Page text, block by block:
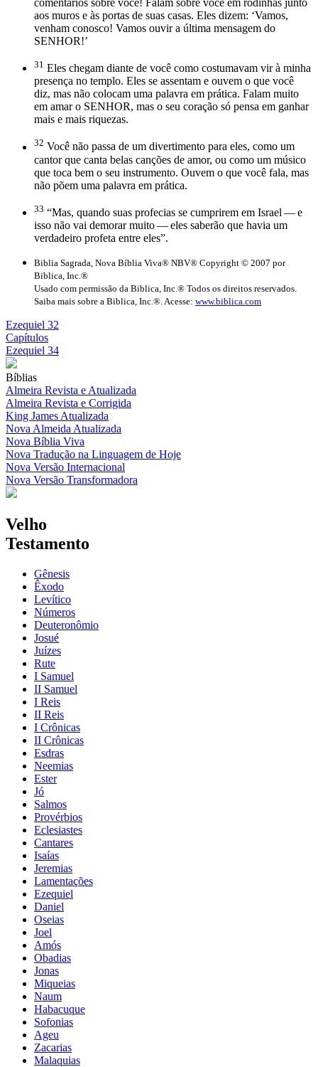
aos muros e às portas de suas casas. Eles dizem: ‘Vamos,
venham conosco! Vamos ouvir a última mensagem do
SENHOR!’
31 Eles chegam diante de você como costumavam vir à minha
presença no templo. Eles se assentam e ouvem o que você
diz, mas não colocam uma palavra em prática. Falam muito
em amar o SENHOR, mas o seu coração só pensa em ganhar
mais e mais riquezas.
32 Você não passa de um divertimento para eles, como um
cantor que canta belas canções de amor, ou como um músico
que toca bem o seu instrumento. Ouvem o que você fala, mas
não põem uma palavra em prática.
33 “Mas, quando suas profecias se cumprirem em Israel — e
isso não vai demorar muito — eles saberão que havia um
verdadeiro profeta entre eles”.
Biblia Sagrada, Nova Bíblia Viva® NBV® Copyright © 2007 por
Biblica, Inc.®
Usado com permissão da Biblica, Inc.® Todos os direitos reservados.
Saiba mais sobre a Biblica, Inc.®. Acesse: www.biblica.com
Ezequiel 32
Capítulos
Ezequiel 34
Bíblias
Almeira Revista e Atualizada
Almeira Revista e Corrigida
King James Atualizada
Nova Almeida Atualizada
Nova Bíblia Viva
Nova Tradução na Linguagem de Hoje
Nova Versão Internacional
Nova Versão Transformadora
Velho
Testamento
Gênesis
Êxodo
Levítico
Números
Deuteronômio
Josué
Juízes
Rute
I Samuel
II Samuel
I Reis
II Reis
I Crônicas
II Crônicas
Esdras
Neemias
Ester
Jó
Salmos
Provérbios
Eclesiastes
Cantares
Isaías
Jeremias
Lamentações
Ezequiel
Daniel
Oseias
Joel
Amós
Obadias
Jonas
Miqueias
Naum
Habacuque
Sofonias
Ageu
Zacarias
Malaquias